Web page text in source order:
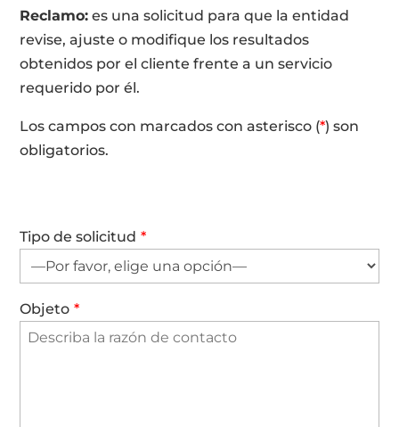
Reclamo: es una solicitud para que la entidad
revise, ajuste o modifique los resultados
obtenidos por el cliente frente a un servicio
requerido por él.
Los campos con marcados con asterisco (*) son
obligatorios.
Tipo de solicitud *
Objeto *